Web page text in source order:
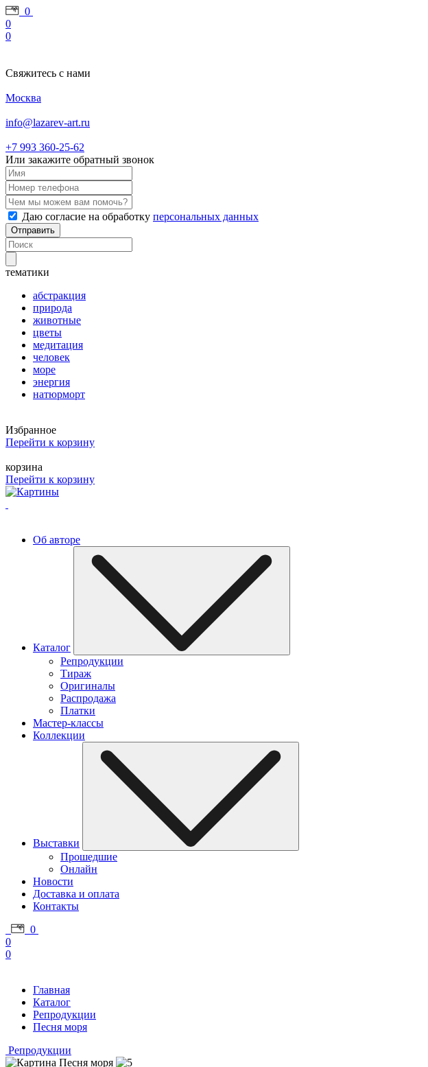
0
0
0
Свяжитесь с нами
Москва
info@lazarev-art.ru
+7 993 360‑25‑62
Или закажите обратный звонок
Даю согласие на обработку персональных данных
Отправить
тематики
абстракция
природа
животные
цветы
медитация
человек
море
энергия
натюрморт
Избранное
Перейти к корзину
корзина
Перейти к корзину
Об авторе
Каталог
Репродукции
Тираж
Оригиналы
Распродажа
Платки
Мастер-классы
Коллекции
Выставки
Прошедшие
Онлайн
Новости
Доставка и оплата
Контакты
0
0
0
Главная
Каталог
Репродукции
Песня моря
Репродукции